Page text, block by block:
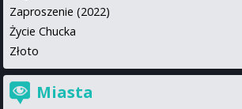
Zaproszenie (2022)
Życie Chucka
Złoto
Miasta